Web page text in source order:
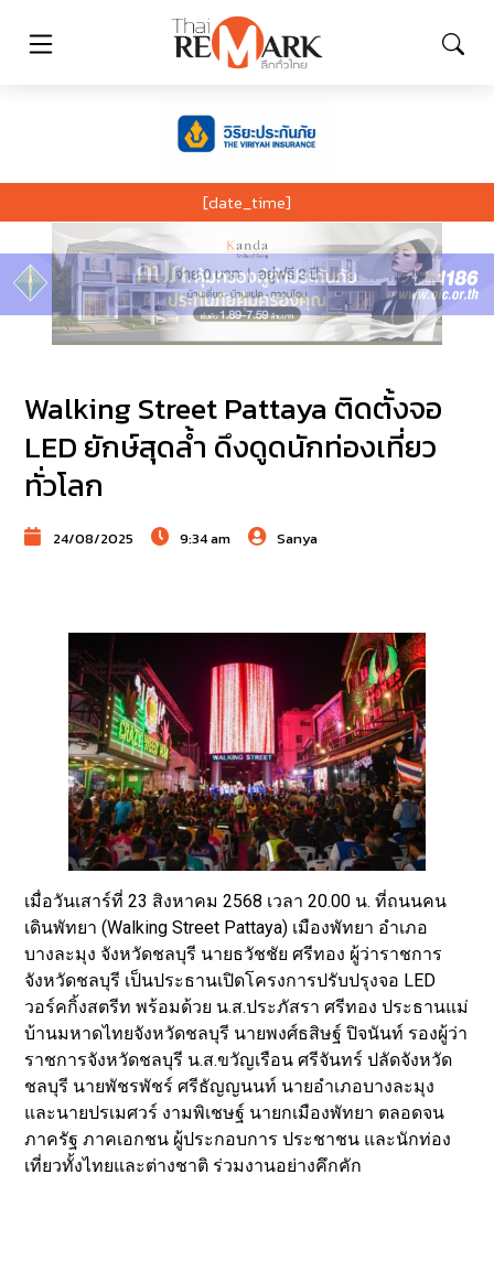
[date_time]
Walking Street Pattaya ติดตั้งจอ
LED ยักษ์สุดล้ำ ดึงดูดนักท่องเที่ยว
ทั่วโลก
24/08/2025 9:34 am Sanya
เมื่อวันเสาร์ที่ 23 สิงหาคม 2568 เวลา 20.00 น. ที่ถนนคน
เดินพัทยา (Walking Street Pattaya) เมืองพัทยา อำเภอ
บางละมุง จังหวัดชลบุรี นายธวัชชัย ศรีทอง ผู้ว่าราชการ
จังหวัดชลบุรี เป็นประธานเปิดโครงการปรับปรุงจอ LED
วอร์คกิ้งสตรีท พร้อมด้วย น.ส.ประภัสรา ศรีทอง ประธานแม่
บ้านมหาดไทยจังหวัดชลบุรี นายพงศ์ธสิษฐ์ ปิจนันท์ รองผู้ว่า
ราชการจังหวัดชลบุรี น.ส.ขวัญเรือน ศรีจันทร์ ปลัดจังหวัด
ชลบุรี นายพัชรพัชร์ ศรีธัญญนนท์ นายอำเภอบางละมุง
และนายปรเมศวร์ งามพิเชษฐ์ นายกเมืองพัทยา ตลอดจน
ภาครัฐ ภาคเอกชน ผู้ประกอบการ ประชาชน และนักท่อง
เที่ยวทั้งไทยและต่างชาติ ร่วมงานอย่างคึกคัก